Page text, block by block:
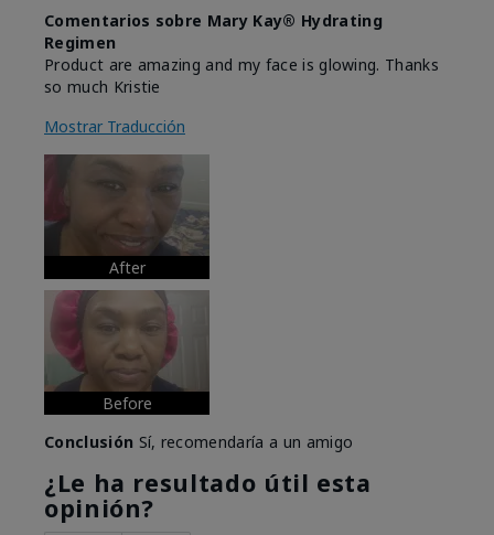
Comentarios sobre Mary Kay® Hydrating
Regimen
Product are amazing and my face is glowing. Thanks
so much Kristie
Mostrar Traducción
After
Before
Conclusión Sí, recomendaría a un amigo
¿Le ha resultado útil esta
opinión?